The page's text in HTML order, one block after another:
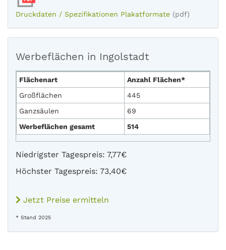
Druckdaten / Spezifikationen Plakatformate (pdf)
Werbeflächen in Ingolstadt
Flächenart
Anzahl Flächen*
Großflächen
445
Ganzsäulen
69
Werbeflächen gesamt
514
Niedrigster Tagespreis: 7,77€
Höchster Tagespreis: 73,40€
Jetzt Preise ermitteln
* Stand 2025